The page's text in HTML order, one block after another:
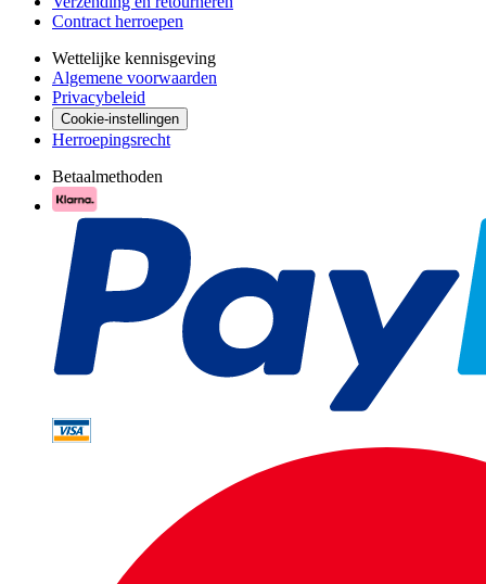
Contract herroepen
Wettelijke kennisgeving
Algemene voorwaarden
Privacybeleid
Cookie-instellingen
Herroepingsrecht
Betaalmethoden